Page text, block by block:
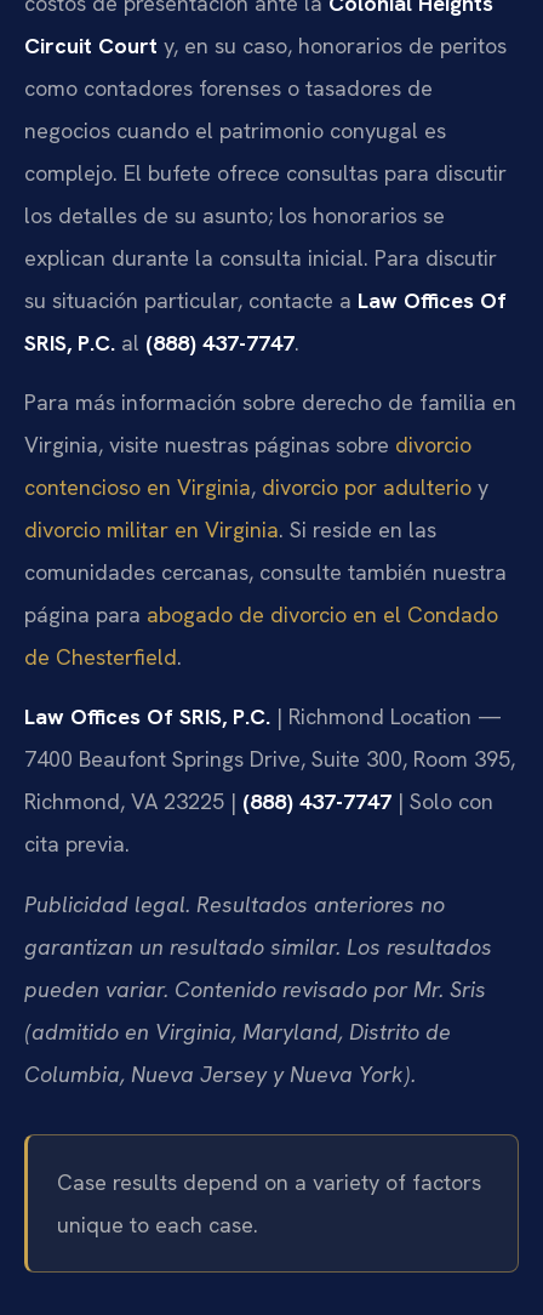
Circuit Court y, en su caso, honorarios de peritos
como contadores forenses o tasadores de
negocios cuando el patrimonio conyugal es
complejo. El bufete ofrece consultas para discutir
los detalles de su asunto; los honorarios se
explican durante la consulta inicial. Para discutir
su situación particular, contacte a Law Offices Of
SRIS, P.C. al (888) 437-7747.
Para más información sobre derecho de familia en
Virginia, visite nuestras páginas sobre divorcio
contencioso en Virginia, divorcio por adulterio y
divorcio militar en Virginia. Si reside en las
comunidades cercanas, consulte también nuestra
página para abogado de divorcio en el Condado
de Chesterfield.
Law Offices Of SRIS, P.C. | Richmond Location —
7400 Beaufont Springs Drive, Suite 300, Room 395,
Richmond, VA 23225 | (888) 437-7747 | Solo con
cita previa.
Publicidad legal. Resultados anteriores no
garantizan un resultado similar. Los resultados
pueden variar. Contenido revisado por Mr. Sris
(admitido en Virginia, Maryland, Distrito de
Columbia, Nueva Jersey y Nueva York).
Case results depend on a variety of factors
unique to each case.